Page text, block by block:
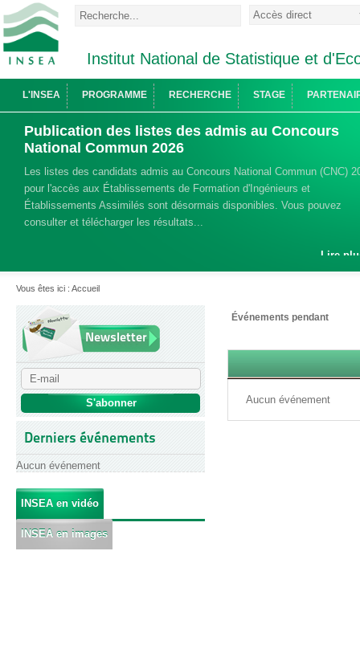
Institut National de Statistique et
L'INSEA PROGRAMME RECHERCHE STAGE
Publication des listes des admis au Concours
National Commun 2026
Les listes des candidats admis au Concours National Commun (CNC)
pour l'accès aux Établissements de Formation d'Ingénieurs et
Établissements Assimilés sont désormais disponibles. Vous pouvez
consulter et télécharger les résultats...
Lire
Vous êtes ici : Accueil
Newsletter
Derniers événements
Aucun événement
INSEA en vidéo
INSEA en images
Événements pendant
Aucun événement